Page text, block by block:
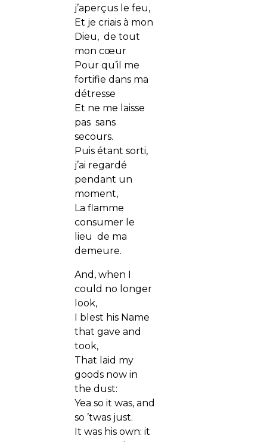
j’aperçus le feu,
Et je criais à mon
Dieu, de tout
mon cœur
Pour qu’il me
fortifie dans ma
détresse
Et ne me laisse
pas sans
secours.
Puis étant sorti,
j’ai regardé
pendant un
moment,
La flamme
consumer le
lieu de ma
demeure.
And, when I
could no longer
look,
I blest his Name
that gave and
took,
That laid my
goods now in
the dust:
Yea so it was, and
so ’twas just.
It was his own: it